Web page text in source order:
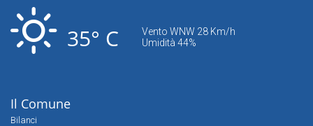
35° C
Vento WNW 28 Km/h
Umidità 44%
Il Comune
Bilanci